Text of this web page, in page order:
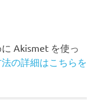
Akismet を使っ
の詳細はこちらを